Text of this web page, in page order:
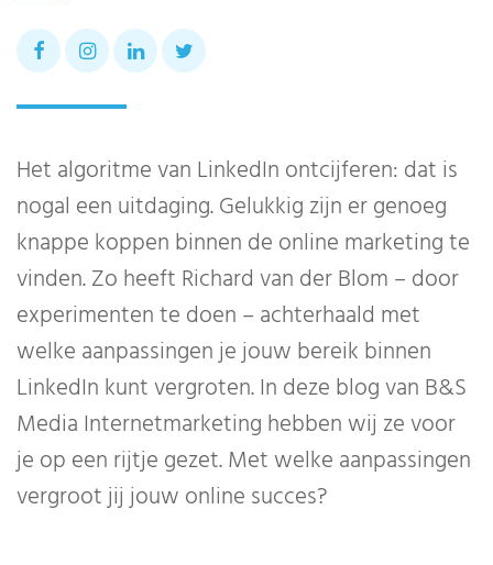
Het algoritme van LinkedIn ontcijferen: dat is
nogal een uitdaging. Gelukkig zijn er genoeg
knappe koppen binnen de online marketing te
vinden. Zo heeft Richard van der Blom – door
experimenten te doen – achterhaald met
welke aanpassingen je jouw bereik binnen
LinkedIn kunt vergroten. In deze blog van B&S
Media Internetmarketing hebben wij ze voor
je op een rijtje gezet. Met welke aanpassingen
vergroot jij jouw online succes?